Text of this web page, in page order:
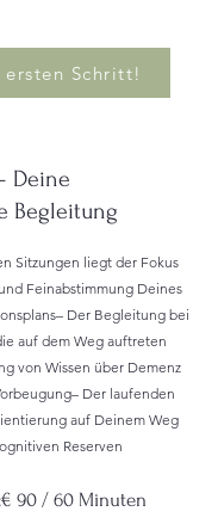
ersten Schritt!
Deine
Begleitung
Sitzungen liegt der Fokus
Feinabstimmung Deines
Der Begleitung bei
auf dem Weg auftreten
von Wissen über Demenz
Der laufenden
auf Deinem Weg
Reserven
90 / 60 Minuten